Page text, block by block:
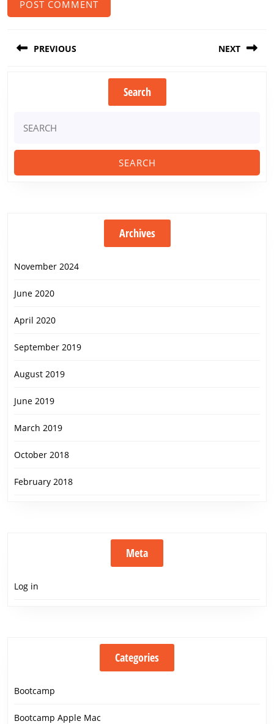
navigation
PREVIOUS NEXT
Next
post:
Search
for:
Archives
November 2024
June 2020
April 2020
September 2019
August 2019
June 2019
March 2019
October 2018
February 2018
Meta
Log in
Categories
Bootcamp
Bootcamp Apple Mac